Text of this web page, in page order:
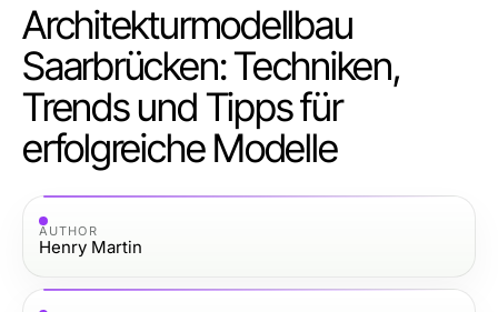
Architekturmodellbau
Saarbrücken: Techniken,
Trends und Tipps für
erfolgreiche Modelle
AUTHOR
Henry Martin